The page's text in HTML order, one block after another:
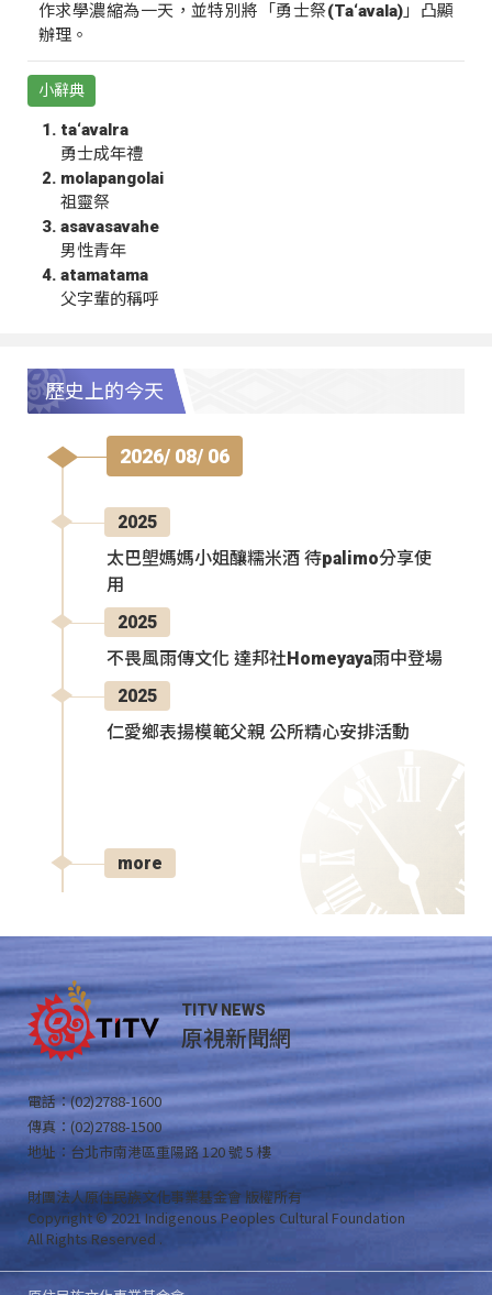
作求學濃縮為一天，並特別將「勇士祭(Ta‘avala)」凸顯
辦理。
小辭典
ta‘avalra
勇士成年禮
molapangolai
祖靈祭
asavasavahe
男性青年
atamatama
父字輩的稱呼
歷史上的今天
2026/ 08/ 06
2025
太巴塱媽媽小姐釀糯米酒 待palimo分享使
用
2025
不畏風雨傳文化 達邦社Homeyaya雨中登場
2025
仁愛鄉表揚模範父親 公所精心安排活動
more
TITV NEWS
原視新聞網
電話：(02)2788-1600
傳真：(02)2788-1500
地址：台北市南港區重陽路 120 號 5 樓
財團法人原住民族文化事業基金會 版權所有
Copyright © 2021 Indigenous Peoples Cultural Foundation
All Rights Reserved .